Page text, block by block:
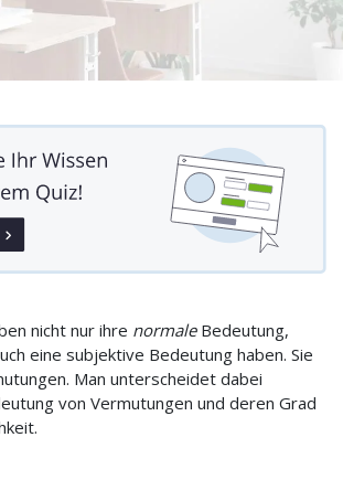
nicht nur ihre normaleBedeutung,
eine subjektive Bedeutung haben. Sie
Man unterscheidet dabei
von Vermutungen und deren Grad